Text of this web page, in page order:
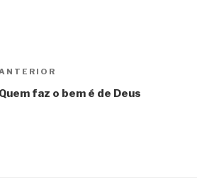
Navegação
de
anterior
Quem faz o bem é de Deus